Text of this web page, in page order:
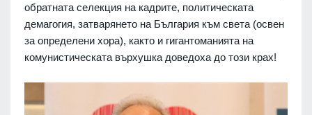
обратната селекция на кадрите, политическата
демагогия, затварянето на България към света (освен
за определени хора), както и гигантоманията на
комунистическата върхушка доведоха до този крах!